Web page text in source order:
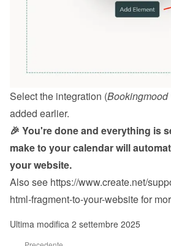
Select the integration (Bookingmood
added earlier.
🎉 You're done and everything is
make to your calendar will
your website.
Also see https://www.create.net/
html-fragment-to-your-website for
Ultima modifica 2 settembre 2025